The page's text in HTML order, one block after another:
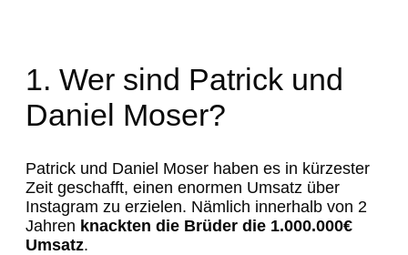
1. Wer sind Patrick und
Daniel Moser?
Patrick und Daniel Moser haben es in kürzester
Zeit geschafft, einen enormen Umsatz über
Instagram zu erzielen. Nämlich innerhalb von 2
Jahren knackten die Brüder die 1.000.000€
Umsatz.